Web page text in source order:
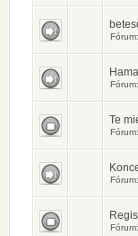
Fórum:
Fórum:
Te
Fórum:
Fórum:
Fórum: